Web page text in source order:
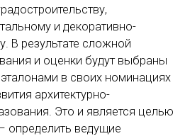
и декоративно-
В результате сложной
и оценки будут выбраны
в своих номинациях
архитектурно-
Это и является целью
определить ведущие